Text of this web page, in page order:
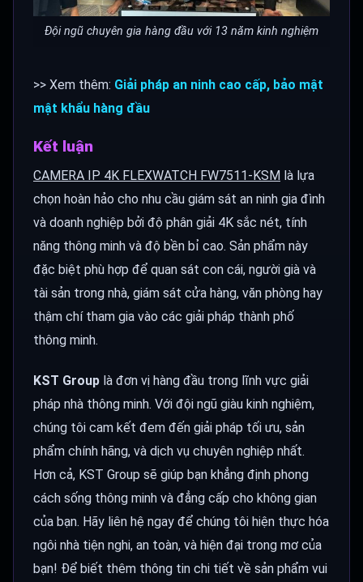
Đội ngũ chuyên gia hàng đầu với 13 năm kinh nghiệm
>> Xem thêm: Giải pháp an ninh cao cấp, bảo mật
mật khẩu hàng đầu
Kết luận
CAMERA IP 4K FLEXWATCH FW7511-KSM là lựa
chọn hoàn hảo cho nhu cầu giám sát an ninh gia đình
và doanh nghiệp bởi độ phân giải 4K sắc nét, tính
năng thông minh và độ bền bỉ cao. Sản phẩm này
đặc biệt phù hợp để quan sát con cái, người già và
tài sản trong nhà, giám sát cửa hàng, văn phòng hay
thậm chí tham gia vào các giải pháp thành phố
thông minh.
KST Group là đơn vị hàng đầu trong lĩnh vực giải
pháp nhà thông minh. Với đội ngũ giàu kinh nghiệm,
chúng tôi cam kết đem đến giải pháp tối ưu, sản
phẩm chính hãng, và dịch vụ chuyên nghiệp nhất.
Hơn cả, KST Group sẽ giúp bạn khẳng định phong
cách sống thông minh và đẳng cấp cho không gian
của bạn. Hãy liên hệ ngay để chúng tôi hiện thực hóa
ngôi nhà tiện nghi, an toàn, và hiện đại trong mơ của
bạn! Để biết thêm thông tin chi tiết về sản phẩm vui